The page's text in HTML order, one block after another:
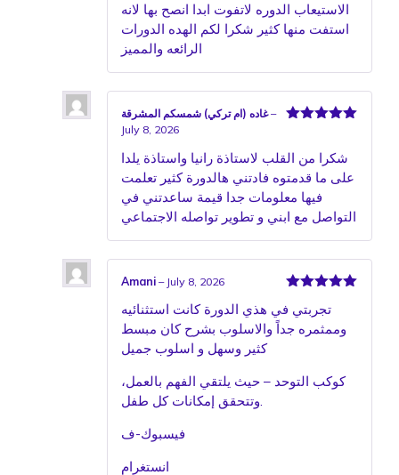
الاستيعاب الدوره لاتفوت ابدا انصح بها لانه
استفت منها كثير شكرا لكم الهده الدورات
الرائعه والمميز
غاده (ام تركي) شمسكم المشرقة–
July 8, 2026
شكرا من القلب لاستاذة رانيا واستاذة يلدا
على ما قدمتوه فادتني هالدورة كثير تعلمت
فيها معلومات جدا قيمة ساعدتني في
التواصل مع ابني و تطوير تواصله الاجتماعي
of 5
Amani– July 8, 2026
تجربتي في هذي الدورة كانت استثنائيه
وممثمره جداً والاسلوب بشرح كان مبسط
كثير وسهل و اسلوب جميل
كوكب التوحد – حيث يلتقي الفهم بالعمل،
وتتحقق إمكانات كل طفل.
فيسبوك-ف
انستغرام